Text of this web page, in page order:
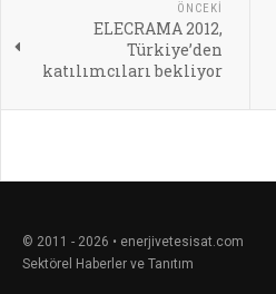
ÖNCEKI
ELECRAMA 2012,
Türkiye’den
katılımcıları bekliyor
© 2011 - 2026 • enerjivetesisat.com
Sektörel Haberler ve Tanıtım